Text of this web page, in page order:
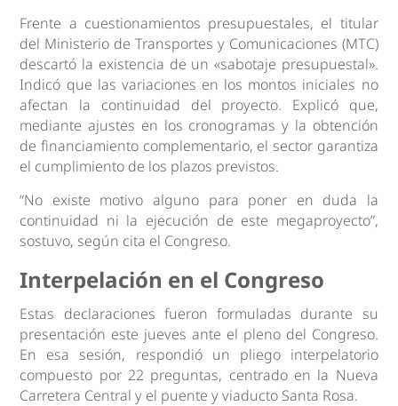
Frente a cuestionamientos presupuestales, el titular
del Ministerio de Transportes y Comunicaciones (MTC)
descartó la existencia de un «sabotaje presupuestal».
Indicó que las variaciones en los montos iniciales no
afectan la continuidad del proyecto. Explicó que,
mediante ajustes en los cronogramas y la obtención
de financiamiento complementario, el sector garantiza
el cumplimiento de los plazos previstos.
“No existe motivo alguno para poner en duda la
continuidad ni la ejecución de este megaproyecto”,
sostuvo, según cita el Congreso.
Interpelación en el Congreso
Estas declaraciones fueron formuladas durante su
presentación este jueves ante el pleno del Congreso.
En esa sesión, respondió un pliego interpelatorio
compuesto por 22 preguntas, centrado en la Nueva
Carretera Central y el puente y viaducto Santa Rosa.